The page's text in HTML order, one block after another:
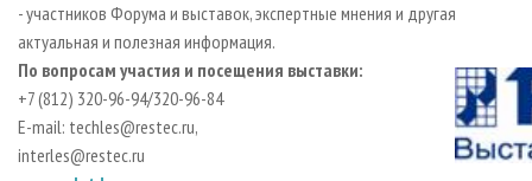
- участников Форума и выставок, экспертные мнения и другая
актуальная и полезная информация.
По вопросам участия и посещения выставки:
+7 (812) 320-96-94/320-96-84
E-mail: techles@restec.ru,
interles@restec.ru